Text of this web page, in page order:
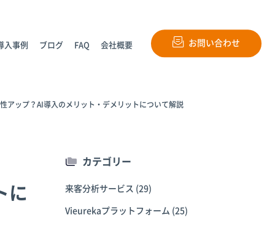
入事例 ブログ FAQ 会社概要 お問い合わせ
アップ？AI導入のメリット・デメリットについて解説
に
カテゴリー
来客分析サービス (29)
Vieurekaプラットフォーム (25)